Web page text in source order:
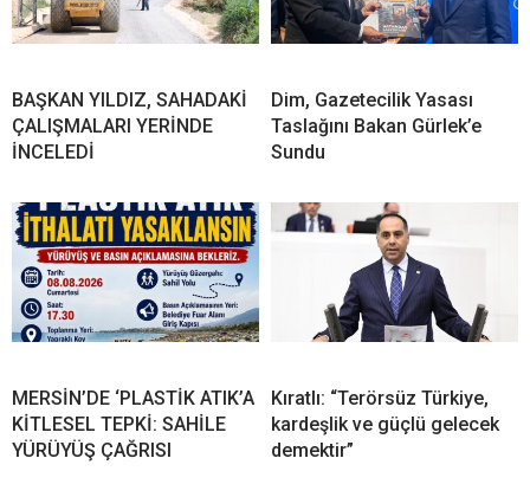
BAŞKAN YILDIZ, SAHADAKİ
ÇALIŞMALARI YERİNDE
İNCELEDİ
Dim, Gazetecilik Yasası
Taslağını Bakan Gürlek’e
Sundu
MERSİN’DE ‘PLASTİK ATIK’A
KİTLESEL TEPKİ: SAHİLE
YÜRÜYÜŞ ÇAĞRISI
Kıratlı: “Terörsüz Türkiye,
kardeşlik ve güçlü gelecek
demektir”